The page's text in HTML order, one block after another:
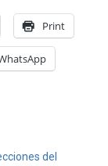
Print
del